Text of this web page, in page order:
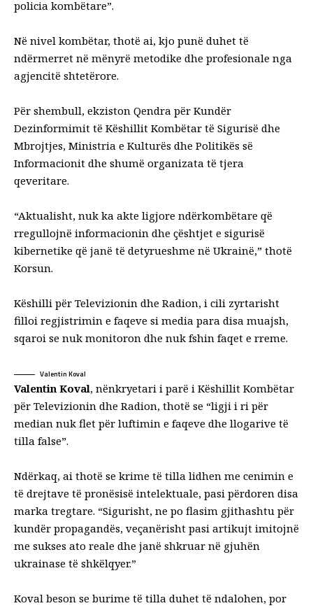
policia kombëtare”.
Në nivel kombëtar, thotë ai, kjo punë duhet të
ndërmerret në mënyrë metodike dhe profesionale nga
agjencitë shtetërore.
Për shembull, ekziston Qendra për Kundër
Dezinformimit të Këshillit Kombëtar të Sigurisë dhe
Mbrojtjes, Ministria e Kulturës dhe Politikës së
Informacionit dhe shumë organizata të tjera
qeveritare.
“Aktualisht, nuk ka akte ligjore ndërkombëtare që
rregullojnë informacionin dhe çështjet e sigurisë
kibernetike që janë të detyrueshme në Ukrainë,” thotë
Korsun.
Këshilli për Televizionin dhe Radion, i cili zyrtarisht
filloi regjistrimin e faqeve si media para disa muajsh,
sqaroi se nuk monitoron dhe nuk fshin faqet e rreme.
Valentin Koval
Valentin Koval, nënkryetari i parë i Këshillit Kombëtar
për Televizionin dhe Radion, thotë se “ligji i ri për
median nuk flet për luftimin e faqeve dhe llogarive të
tilla false”.
Ndërkaq, ai thotë se krime të tilla lidhen me cenimin e
të drejtave të pronësisë intelektuale, pasi përdoren disa
marka tregtare. “Sigurisht, ne po flasim gjithashtu për
kundër propagandës, veçanërisht pasi artikujt imitojnë
me sukses ato reale dhe janë shkruar në gjuhën
ukrainase të shkëlqyer.”
Koval beson se burime të tilla duhet të ndalohen, por